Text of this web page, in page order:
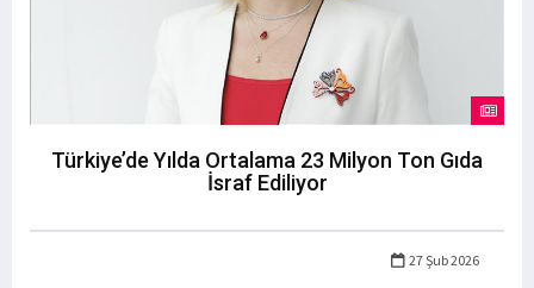
Türkiye’de Yılda Ortalama 23 Milyon Ton Gıda
İsraf Ediliyor
27 Şub 2026